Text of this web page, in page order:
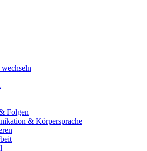
Folgen
& Körpersprache